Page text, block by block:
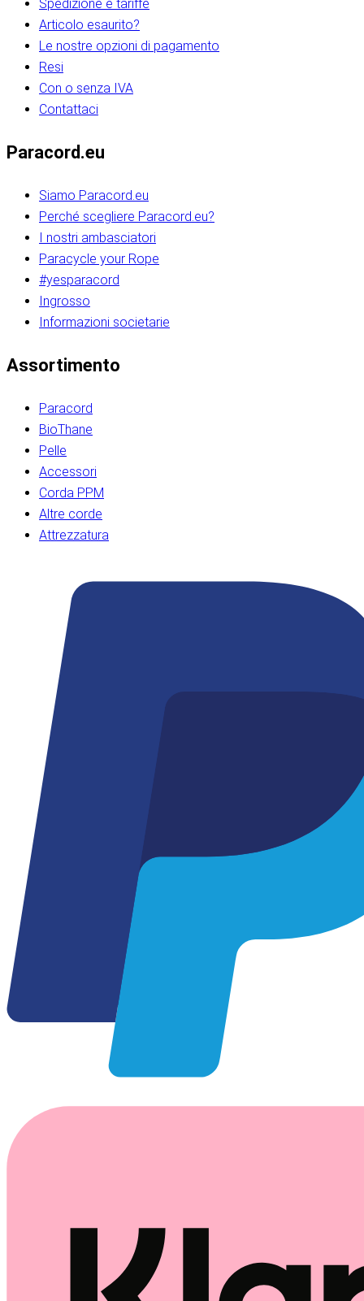
Spedizione e tariffe
Articolo esaurito?
Le nostre opzioni di pagamento
Resi
Con o senza IVA
Contattaci
Paracord.eu
Siamo Paracord.eu
Perché scegliere Paracord.eu?
I nostri ambasciatori
Paracycle your Rope
#yesparacord
Ingrosso
Informazioni societarie​​​​‌ ‍ ​‍​‍‌‍ ‌ ​‍‌‍‍‌‌‍‌ ‌‍‍‌‌‍ ‍​‍​‍​ ‍‍​‍​‍‌ ​ ‌‍​‌‌‍ ‍‌‍‍‌‌ ‌​‌ ‍‌​‍ ‍‌‍‍‌‌‍ ​‍​‍​‍ ​​‍​‍‌‍‍​‌ ​‍‌‍‌‌‌‍‌‍​‍​‍​ ‍‍​‍​‍‌‍‍​‌ ‌​‌ ‌​‌ ​​‌ ​ ​ ‍‍​‍ ​‍ ‌ ​​‌‍​‌‌ ​‍‌‍​‌‌‍​ ‌‍ ‌ ​‍‌‍‌​​‍ ‍‌ ​ ‌‍​‌‌‍ ‍‌‍‍‌‌ ‌​‌ ‍‌​‍ ‍‌ ​ ‌ ‌​‌ ‌‌‌‍‌​‌‍‍‌‌‍ ​‍ ‌‍‍‌‌‍ ‍‌ ‌​‌‍‌‌‌‍ ‍‌ ‌​​‍ ‌‍‌‌‌‍‌​‌‍‍‌‌ ‌​​‍ ‌‍ ‌‌‍ ‌‍‌​‌‍‌‌​ ‌‌ ​​‌ ​‍‌‍‌‌‌ ​ ‌‍‌‌‌‍ ‍‌ ‌​‌‍​‌‌ ‌​‌‍‍‌‌‍ ‌‍ ‍​ ‍ ‌‍‍‌‌‍‌​​ ‌‌‍‌‍‌‍ ‌‍ ‌ ‌​‌‍‌‌‌ ​‍​‍ ‌‌‍​‍‌ ​‍‌‍​‌‌‍ ‍‌‍‌​​‍ ‌‌‍‍‌‌‍ ‌‌ ​​‌ ​‍‌‍‍‌‌‍ ‍‌ ‌​​ ‍ ‌ ‌​‌ ‍‌‌ ​​‌‍‌‌​ ‌‌ ‌​‌ ​‍‌‍​‌‌‍ ‍‌ ​ ‌‍ ​‌‍​‌‌ ‌​‌‍‌‌‌‍‌​​‍ ‌‌‍ ‌‌‍‌‌‌ ​ ‌ ​ ‌‍​‌‌‍‌ ‌‍‌‌​ ‍ ‌ ​​‌‍​‌‌ ‌​‌‍‍​​ ‌‌ ‌‍‌‍​‌‌‍ ​‌ ‌‌‌‍‌‌​‍ ‍‌‍‍‌‌ ‌​‌‌ ‌​‍‌‌‌‌​​ ‌‍​‍‌‍​‌‌ ​ ‌‍‌‌‌‌‌‌‌ ​‍‌‍ ​​ ‌‌‍‍​‌ ‌​‌ ‌​‌ ​​‌ ​ ​‍‌‌​ ​ ‌​​‌​‍‌‌​ ​‍‌​‌‍​‍‌‌​ ​‍‌​‌‍‌ ​​‌‍​‌‌ ​‍‌‍​‌‌‍​ ‌‍ ‌ ​‍‌‍‌​​‍ ‍‌ ​ ‌‍​‌‌‍ ‍‌‍‍‌‌ ‌​‌ ‍‌​‍ ‍‌ ​ ‌ ‌​‌ ‌‌‌‍‌​‌‍‍‌‌‍ ​‍‌‍‌‍‍‌‌‍‌​​ ‌‌‍‌‍‌‍ ‌‍ ‌ ‌​‌‍‌‌‌ ​‍​‍ ‌‌‍​‍‌ ​‍‌‍​‌‌‍ ‍‌‍‌​​‍ ‌‌‍‍‌‌‍ ‌‌ ​​‌ ​‍‌‍‍‌‌‍ ‍‌ ‌​​‍‌‍‌ ‌​‌ ‍‌‌ ​​‌‍‌‌​ ‌‌ ‌​‌ ​‍‌‍​‌‌‍ ‍‌ ​ ‌‍ ​‌‍​‌‌ ‌​‌‍‌‌‌‍‌​​‍ ‌‌‍ ‌‌‍‌‌‌ ​ ‌ ​ ‌‍​‌‌‍‌ ‌‍‌‌​‍‌‍‌ ​​‌‍​‌‌ ‌​‌‍‍​​ ‌‌ ‌‍‌‍​‌‌‍ ​‌ ‌‌‌‍‌‌​‍ ‍‌‍‍‌‌ ‌​‌‌ ‌​‍‌‌‌‌​​‍‌‍‌ ​​‌‍‌‌‌ ​‍‌ ​ ‌ ​​‌‍‌‌‌‍​ ‌ ‌​‌‍‍‌‌ ‌‍‌‍‌‌​ ‌‌ ​​‌ ‌‌‌‍​‍‌‍ ​‌‍‍‌‌ ​ ‌‍‍​‌‍‌‌‌‍‌​​‍​‍‌ ‌​​​​‌ ‍ ​‍​‍‌‍ ‌ ​‍‌‍‍‌‌‍‌ ‌‍‍‌‌‍ ‍​‍​‍​ ‍‍​‍​‍‌ ​ ‌‍​‌‌‍ ‍‌‍‍‌‌ ‌​‌ ‍‌​‍ ‍‌‍‍‌‌‍ ​‍​‍​‍ ​​‍​‍‌‍‍​‌ ​‍‌‍‌‌‌‍‌‍​‍​‍​ ‍‍​‍​‍‌‍‍​‌ ‌​‌ ‌​‌ ​​‌ ​ ​ ‍‍​‍ ​‍ ‌ ​​‌‍​‌‌ ​‍‌‍​‌‌‍​ ‌‍ ‌ ​‍‌‍‌​​‍ ‍‌ ​ ‌‍​‌‌‍ ‍‌‍‍‌‌ ‌​‌ ‍‌​‍ ‍‌ ​ ‌ ‌​‌ ‌‌‌‍‌​‌‍‍‌‌‍ ​‍ ‌‍‍‌‌‍ ‍‌ ‌​‌‍‌‌‌‍ ‍‌ ‌​​‍ ‌‍‌‌‌‍‌​‌‍‍‌‌ ‌​​‍ ‌‍ ‌‌‍ ‌‍‌​‌‍‌‌​ ‌‌ ​​‌ ​‍‌‍‌‌‌ ​ ‌‍‌‌‌‍ ‍‌ ‌​‌‍​‌‌ ‌​‌‍‍‌‌‍ ‌‍ ‍​ ‍ ‌‍‍‌‌‍‌​​ ‌‌‍‌‍‌‍ ‌‍ ‌ ‌​‌‍‌‌‌ ​‍​‍ ‌‌‍​‍‌ ​‍‌‍​‌‌‍ ‍‌‍‌​​‍ ‌‌‍‍‌‌‍ ‌‌ ​​‌ ​‍‌‍‍‌‌‍ ‍‌ ‌​​ ‍ ‌ ‌​‌ ‍‌‌ ​​‌‍‌‌​ ‌‌ ‌​‌ ​‍‌‍​‌‌‍ ‍‌ ​ ‌‍ ​‌‍​‌‌ ‌​‌‍‌‌‌‍‌​​‍ ‌‌‍ ‌‌‍‌‌‌ ​ ‌ ​ ‌‍​‌‌‍‌ ‌‍‌‌​ ‍ ‌ ​​‌‍​‌‌ ‌​‌‍‍​​ ‌‌ ‌‍‌‍​‌‌‍ ​‌ ‌‌‌‍‌‌​‍ ‍‌‍‍‌‌ ‌​‌‌ ‌​‍‌‌‌‌​​ ‌‍​‍‌‍​‌‌ ​ ‌‍‌‌‌‌‌‌‌ ​‍‌‍ ​​ ‌‌‍‍​‌ ‌​‌ ‌​‌ ​​‌ ​ ​‍‌‌​ ​ ‌​​‌​‍‌‌​ ​‍‌​‌‍​‍‌‌​ ​‍‌​‌‍‌ ​​‌‍​‌‌ ​‍‌‍​‌‌‍​ ‌‍ ‌ ​‍‌‍‌​​‍ ‍‌ ​ ‌‍​‌‌‍ ‍‌‍‍‌‌ ‌​‌ ‍‌​‍ ‍‌ ​ ‌ ‌​‌ ‌‌‌‍‌​‌‍‍‌‌‍ ​‍‌‍‌‍‍‌‌‍‌​​ ‌‌‍‌‍‌‍ ‌‍ ‌ ‌​‌‍‌‌‌ ​‍​‍ ‌‌‍​‍‌ ​‍‌‍​‌‌‍ ‍‌‍‌​​‍ ‌‌‍‍‌‌‍ ‌‌ ​​‌ ​‍‌‍‍‌‌‍ ‍‌ ‌​​‍‌‍‌ ‌​‌ ‍‌‌ ​​‌‍‌‌​ ‌‌ ‌​‌ ​‍‌‍​‌‌‍ ‍‌ ​ ‌‍ ​‌‍​‌‌ ‌​‌‍‌‌‌‍‌​​‍ ‌‌‍ ‌‌‍‌‌‌ ​ ‌ ​ ‌‍​‌‌‍‌ ‌‍‌‌​‍‌‍‌ ​​‌‍​‌‌ ‌​‌‍‍​​ ‌‌ ‌‍‌‍​‌‌‍ ​‌ ‌‌‌‍‌‌​‍ ‍‌‍‍‌‌ ‌​‌‌ ‌​‍‌‌‌‌​​‍‌‍‌ ​​‌‍‌‌‌ ​‍‌ ​ ‌ ​​‌‍‌‌‌‍​ ‌ ‌​‌‍‍‌‌ ‌‍‌‍‌‌​ ‌‌ ​​‌ ‌‌‌‍​‍‌‍ ​‌‍‍‌‌ ​ ‌‍‍​‌‍‌‌‌‍‌​​‍​‍‌ ‌
Assortimento
Paracord
BioThane
Pelle
Accessori
Corda PPM
Altre corde
Attrezzatura